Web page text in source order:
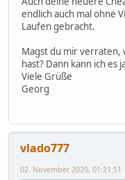
endlich auch mal ohne
Laufen gebracht.
Magst du mir verraten,
hast? Dann kann ich es
Viele Grüße
Georg
vlado777
02. November 2020, 01:21:51